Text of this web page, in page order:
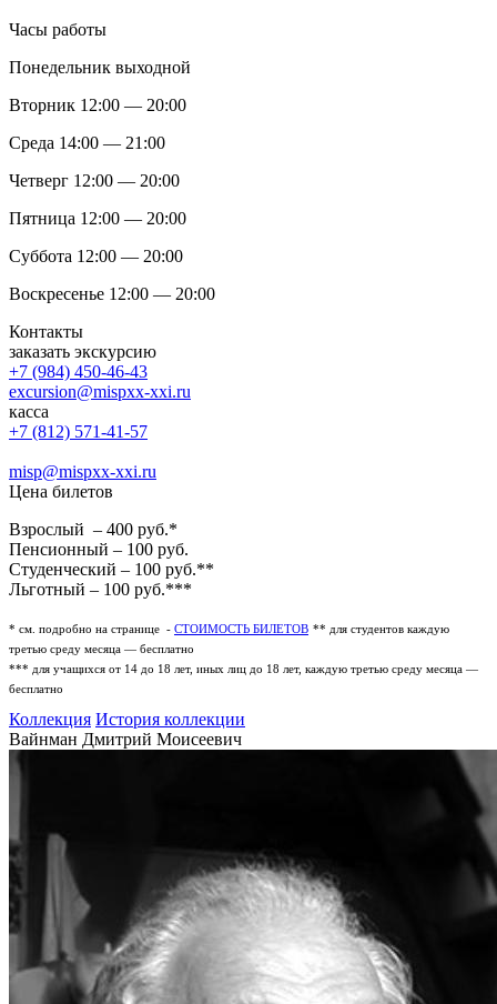
Часы работы
Понедельник выходной
Вторник 12:00 — 20:00
Среда 14:00 — 21:00
Четверг 12:00 — 20:00
Пятница 12:00 — 20:00
Суббота 12:00 — 20:00
Воскресенье 12:00 — 20:00
Контакты
заказать экскурсию
+7 (984) 450-46-43
excursion@mispxx-xxi.ru
касса
+7 (812) 571-41-57
misp@mispxx-xxi.ru
Цена билетов
Взрослый – 400 руб.*
Пенсионный – 100 руб.
Студенческий – 100 руб.**
Льготный – 100 руб.***
* см. подробно на странице - СТОИМОСТЬ БИЛЕТОВ ** для студентов каждую
третью среду месяца — бесплатно
*** для учащихся от 14 до 18 лет, иных лиц до 18 лет, каждую третью среду месяца —
бесплатно
Коллекция История коллекции
Вайнман Дмитрий Моисеевич